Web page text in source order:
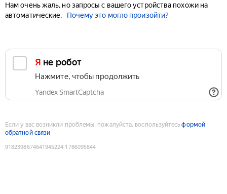
Нам очень жаль, но запросы с вашего устройства похожи на
автоматические.
Почему это могло произойти?
Я не робот
Нажмите, чтобы продолжить
Yandex SmartCaptcha
Если у вас возникли проблемы, пожалуйста, воспользуйтесьформой
обратной связи
9182398674641945224:1786095844